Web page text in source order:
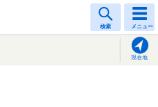
検索 メニュー
現在地